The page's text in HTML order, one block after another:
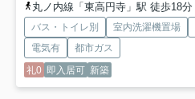
丸ノ内線「東高円寺」駅 徒歩18分
バス・トイレ別 室内洗濯機置場
電気有
都市ガス
礼0 即入居可 新築